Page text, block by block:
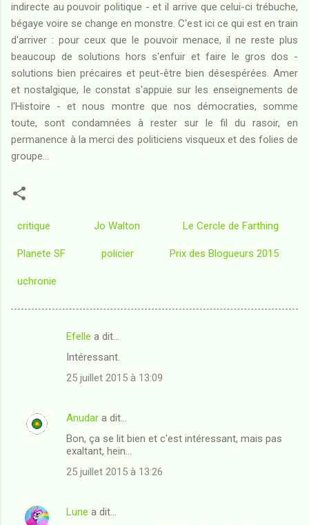
indirecte au pouvoir politique - et il arrive que celui-ci trébuche,
bégaye voire se change en monstre. C'est ici ce qui est en train
d'arriver : pour ceux que le pouvoir menace, il ne reste plus
beaucoup de solutions hors s'enfuir et faire le gros dos -
solutions bien précaires et peut-être bien désespérées. Amer
et nostalgique, le constat s'appuie sur les enseignements de
l'Histoire - et nous montre que nos démocraties, somme
toute, sont condamnées à rester sur le fil du rasoir, en
permanence à la merci des politiciens visqueux et des folies de
groupe...
critique Jo Walton Le Cercle de Farthing
Planete SF policier Prix des Blogueurs 2015
uchronie
e
r
Efelle a dit…
Intéressant.
25 juillet 2015 à 13:09
Anudar a dit…
Bon, ça se lit bien et c'est intéressant, mais pas
exaltant, hein...
25 juillet 2015 à 13:26
Lune a dit…